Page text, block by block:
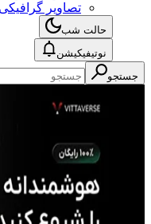
تصاویر گرافیکی
حالت شب
نوتیفیکیشن
جستجو